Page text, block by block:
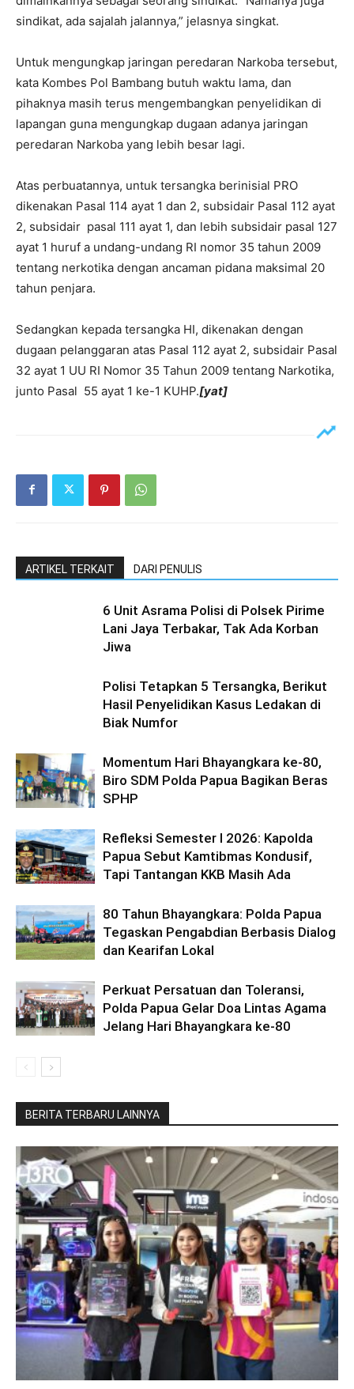
sindikat, ada sajalah jalannya,” jelasnya singkat.
Untuk mengungkap jaringan peredaran Narkoba tersebut,
kata Kombes Pol Bambang butuh waktu lama, dan
pihaknya masih terus mengembangkan penyelidikan di
lapangan guna mengungkap dugaan adanya jaringan
peredaran Narkoba yang lebih besar lagi.
Atas perbuatannya, untuk tersangka berinisial PRO
dikenakan Pasal 114 ayat 1 dan 2, subsidair Pasal 112 ayat
2, subsidair pasal 111 ayat 1, dan lebih subsidair pasal 127
ayat 1 huruf a undang-undang RI nomor 35 tahun 2009
tentang nerkotika dengan ancaman pidana maksimal 20
tahun penjara.
Sedangkan kepada tersangka HI, dikenakan dengan
dugaan pelanggaran atas Pasal 112 ayat 2, subsidair Pasal
32 ayat 1 UU RI Nomor 35 Tahun 2009 tentang Narkotika,
junto Pasal 55 ayat 1 ke-1 KUHP.[yat]
ARTIKEL TERKAIT DARI PENULIS
6 Unit Asrama Polisi di Polsek Pirime
Lani Jaya Terbakar, Tak Ada Korban
Jiwa
Polisi Tetapkan 5 Tersangka, Berikut
Hasil Penyelidikan Kasus Ledakan di
Biak Numfor
Momentum Hari Bhayangkara ke-80,
Biro SDM Polda Papua Bagikan Beras
SPHP
Refleksi Semester I 2026: Kapolda
Papua Sebut Kamtibmas Kondusif,
Tapi Tantangan KKB Masih Ada
80 Tahun Bhayangkara: Polda Papua
Tegaskan Pengabdian Berbasis Dialog
dan Kearifan Lokal
Perkuat Persatuan dan Toleransi,
Polda Papua Gelar Doa Lintas Agama
Jelang Hari Bhayangkara ke-80
BERITA TERBARU LAINNYA